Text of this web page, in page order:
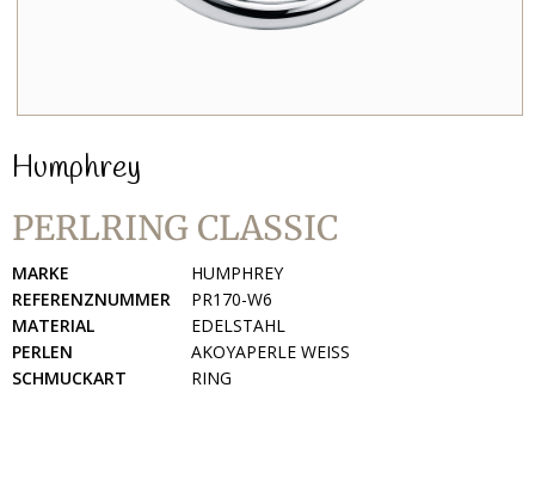
Humphrey
PERLRING CLASSIC
MARKE
HUMPHREY
REFERENZNUMMER
PR170-W6
MATERIAL
EDELSTAHL
PERLEN
AKOYAPERLE WEISS
SCHMUCKART
RING